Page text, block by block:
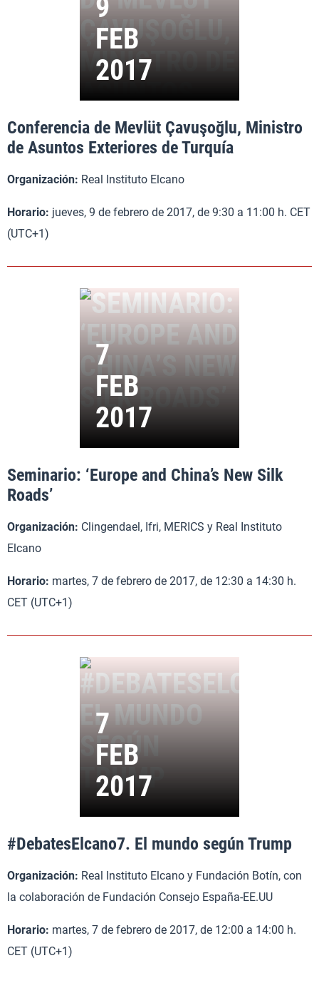
Conferencia de Mevlüt Çavuşoğlu, Ministro
de Asuntos Exteriores de Turquía
Organización: Real Instituto Elcano
Horario: jueves, 9 de febrero de 2017, de 9:30 a 11:00 h. CET
(UTC+1)
Seminario: ‘Europe and China’s New Silk
Roads’
Organización: Clingendael, Ifri, MERICS y Real Instituto
Elcano
Horario: martes, 7 de febrero de 2017, de 12:30 a 14:30 h.
CET (UTC+1)
#DebatesElcano7. El mundo según Trump
Organización: Real Instituto Elcano y Fundación Botín, con
la colaboración de Fundación Consejo España-EE.UU
Horario: martes, 7 de febrero de 2017, de 12:00 a 14:00 h.
CET (UTC+1)